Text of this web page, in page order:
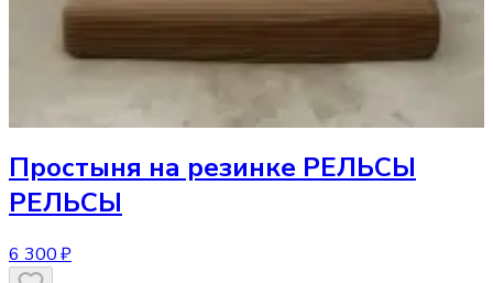
Простыня на резинке РЕЛЬСЫ
РЕЛЬСЫ
6 300 ₽